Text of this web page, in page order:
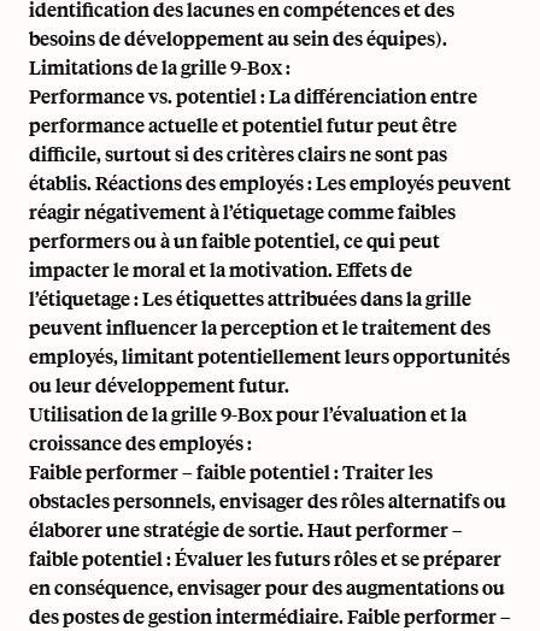
identification des lacunes en compétences et des
besoins de développement au sein des équipes).
Limitations de la grille 9-Box :
Performance vs. potentiel : La différenciation entre
performance actuelle et potentiel futur peut être
difficile, surtout si des critères clairs ne sont pas
établis. Réactions des employés : Les employés peuvent
réagir négativement à l’étiquetage comme faibles
performers ou à un faible potentiel, ce qui peut
impacter le moral et la motivation. Effets de
l’étiquetage : Les étiquettes attribuées dans la grille
peuvent influencer la perception et le traitement des
employés, limitant potentiellement leurs opportunités
ou leur développement futur.
Utilisation de la grille 9-Box pour l’évaluation et la
croissance des employés :
Faible performer – faible potentiel : Traiter les
obstacles personnels, envisager des rôles alternatifs ou
élaborer une stratégie de sortie. Haut performer –
faible potentiel : Évaluer les futurs rôles et se préparer
en conséquence, envisager pour des augmentations ou
des postes de gestion intermédiaire. Faible performer –